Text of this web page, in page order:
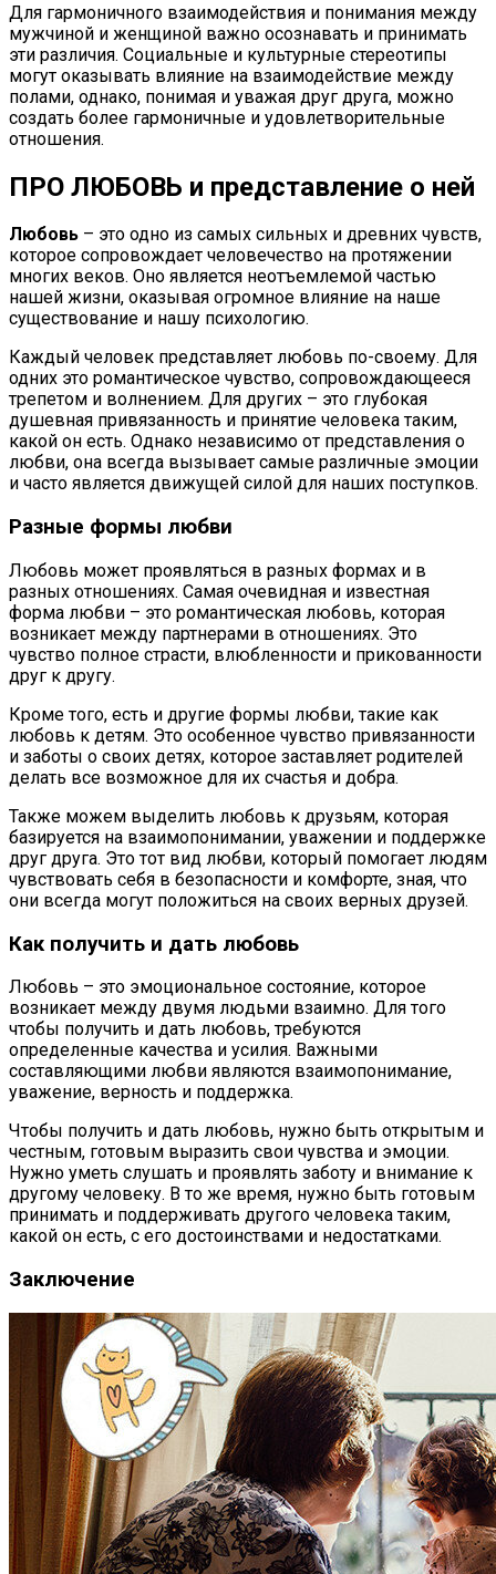
Для гармоничного взаимодействия и понимания между
мужчиной и женщиной важно осознавать и принимать
эти различия. Социальные и культурные стереотипы
могут оказывать влияние на взаимодействие между
полами, однако, понимая и уважая друг друга, можно
создать более гармоничные и удовлетворительные
отношения.
ПРО ЛЮБОВЬ и представление о ней
Любовь – это одно из самых сильных и древних чувств,
которое сопровождает человечество на протяжении
многих веков. Оно является неотъемлемой частью
нашей жизни, оказывая огромное влияние на наше
существование и нашу психологию.
Каждый человек представляет любовь по-своему. Для
одних это романтическое чувство, сопровождающееся
трепетом и волнением. Для других – это глубокая
душевная привязанность и принятие человека таким,
какой он есть. Однако независимо от представления о
любви, она всегда вызывает самые различные эмоции
и часто является движущей силой для наших поступков.
Разные формы любви
Любовь может проявляться в разных формах и в
разных отношениях. Самая очевидная и известная
форма любви – это романтическая любовь, которая
возникает между партнерами в отношениях. Это
чувство полное страсти, влюбленности и прикованности
друг к другу.
Кроме того, есть и другие формы любви, такие как
любовь к детям. Это особенное чувство привязанности
и заботы о своих детях, которое заставляет родителей
делать все возможное для их счастья и добра.
Также можем выделить любовь к друзьям, которая
базируется на взаимопонимании, уважении и поддержке
друг друга. Это тот вид любви, который помогает людям
чувствовать себя в безопасности и комфорте, зная, что
они всегда могут положиться на своих верных друзей.
Как получить и дать любовь
Любовь – это эмоциональное состояние, которое
возникает между двумя людьми взаимно. Для того
чтобы получить и дать любовь, требуются
определенные качества и усилия. Важными
составляющими любви являются взаимопонимание,
уважение, верность и поддержка.
Чтобы получить и дать любовь, нужно быть открытым и
честным, готовым выразить свои чувства и эмоции.
Нужно уметь слушать и проявлять заботу и внимание к
другому человеку. В то же время, нужно быть готовым
принимать и поддерживать другого человека таким,
какой он есть, с его достоинствами и недостатками.
Заключение